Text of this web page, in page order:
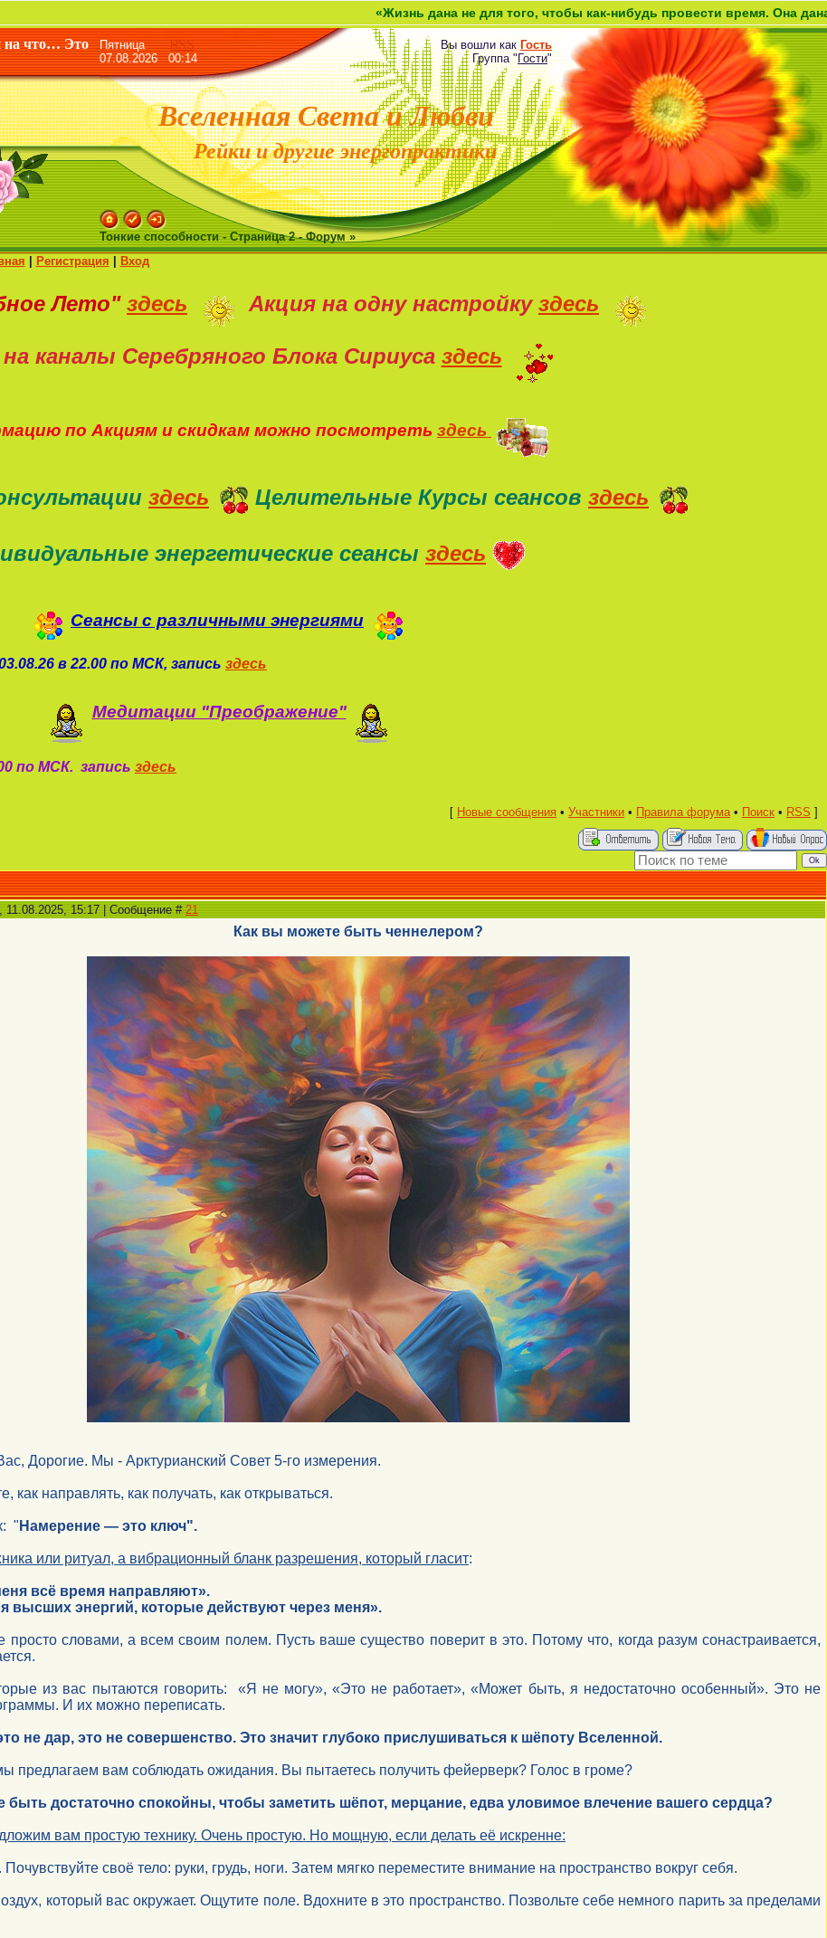
«Жизнь дана не для того, чтобы как-нибудь провести время. Она дана как
на что… Это
ПятницаRSS
07.08.2026 00:14
Вы вошли как Гость
Группа"Гости"
Вселенная Света и Любви
Рейки и другие энергопрактики
Тонкие способности - Страница 2 - Форум »
Регистрация Вход
Лето" здесь Акция на одну настройку здесь
каналы Серебряного Блока Сириуса здесь
по Акциям и скидкам можно посмотреть здесь
здесь Целительные Курсы сеансов здесь
энергетические сеансы здесь
Сеансы с различными энергиями
в 22.00 по МСК, запись здесь
Медитации "Преображение"
по МСК. запись здесь
[ Новые сообщения • Участники • Правила форума• Поиск • RSS ]
11.08.2025, 15:17 | Сообщение # 21
Как вы можете быть ченнелером?
Дорогие. Мы - Арктурианский Совет 5-го измерения.
как направлять, как получать, как открываться.
" Намерение — это ключ".
или ритуал, а вибрационный бланк разрешения, который гласит:
всё время направляют».
высших энергий, которые действуют через меня».
просто словами, а всем своим полем. Пусть ваше существо поверит в это. Потому что, когда разум сонастраивается,
из вас пытаются говорить: «Я не могу», «Это не работает», «Может быть, я недостаточно особенный». Это не
И их можно переписать.
не дар, это не совершенство. Это значит глубоко прислушиваться к шёпоту Вселенной.
предлагаем вам соблюдать ожидания. Вы пытаетесь получить фейерверк? Голос в громе?
быть достаточно спокойны, чтобы заметить шёпот, мерцание, едва уловимое влечение вашего сердца?
вам простую технику. Очень простую. Но мощную, если делать её искренне:
Почувствуйте своё тело: руки, грудь, ноги. Затем мягко переместите внимание на пространство вокруг себя.
который вас окружает. Ощутите поле. Вдохните в это пространство. Позвольте себе немного парить за пределами